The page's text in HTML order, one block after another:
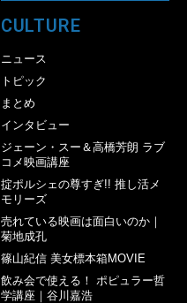
CULTURE
ニュース
トピック
まとめ
インタビュー
ジェーン・スー＆高橋芳朗 ラブ
コメ映画講座
掟ポルシェの尊すぎ!! 推し活メ
モリーズ
売れている映画は面白いのか｜
菊地成孔
篠山紀信 美女標本箱MOVIE
飲み会で使える！ ポピュラー哲
学講座｜谷川嘉浩